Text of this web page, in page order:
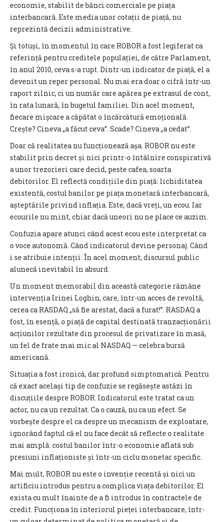
economie, stabilit de bănci comerciale pe piața
interbancară. Este media unor cotații de piață, nu
reprezintă decizii administrative.
Și totuși, în momentul în care ROBOR a fost legiferat ca
referință pentru creditele populației, de către Parlament,
în anul 2010, ceva s-a rupt. Dintr-un indicator de piață, el a
devenit un reper personal. Nu mai era doar o cifră într-un
raport zilnic, ci un număr care apărea pe extrasul de cont,
în rata lunară, în bugetul familiei. Din acel moment,
fiecare mișcare a căpătat o încărcătură emoțională.
Crește? Cineva „a făcut ceva”. Scade? Cineva „a cedat”.
Doar că realitatea nu funcționează așa. ROBOR nu este
stabilit prin decret și nici printr-o întâlnire conspirativă
a unor trezorieri care decid, peste cafea, soarta
debitorilor. El reflectă condițiile din piață: lichiditatea
existentă, costul banilor pe piața monetară interbancară,
așteptările privind inflația. Este, dacă vreți, un ecou. Iar
ecourile nu mint, chiar dacă uneori nu ne place ce auzim.
Confuzia apare atunci când acest ecou este interpretat ca
o voce autonomă. Când indicatorul devine personaj. Când
i se atribuie intenții. În acel moment, discursul public
alunecă inevitabil în absurd.
Un moment memorabil din această categorie rămâne
intervenția Irinei Loghin, care, într-un acces de revoltă,
cerea ca RASDAQ „să fie arestat, dacă a furat!”. RASDAQ a
fost, în esență, o piață de capital destinată tranzacționării
acțiunilor rezultate din procesul de privatizare în masă,
un fel de frate mai mic al NASDAQ — celebra bursă
americană.
Situația a fost ironică, dar profund simptomatică. Pentru
că exact același tip de confuzie se regăsește astăzi în
discuțiile despre ROBOR. Indicatorul este tratat ca un
actor, nu ca un rezultat. Ca o cauză, nu ca un efect. Se
vorbește despre el ca despre un mecanism de exploatare,
ignorând faptul că el nu face decât să reflecte o realitate
mai amplă: costul banilor într-o economie aflată sub
presiuni inflaționiste și într-un ciclu monetar specific.
Mai mult, ROBOR nu este o invenție recentă și nici un
artificiu introdus pentru a complica viața debitorilor. El
exista cu mult înainte de a fi introdus în contractele de
credit. Funcționa în interiorul pieței interbancare, într-